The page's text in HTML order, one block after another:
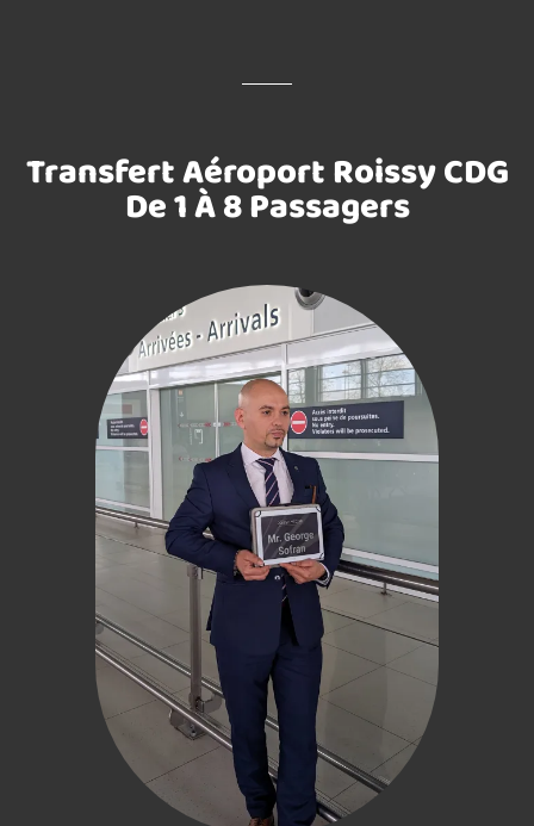
Transfert Aéroport Roissy CDG
De 1 À 8 Passagers